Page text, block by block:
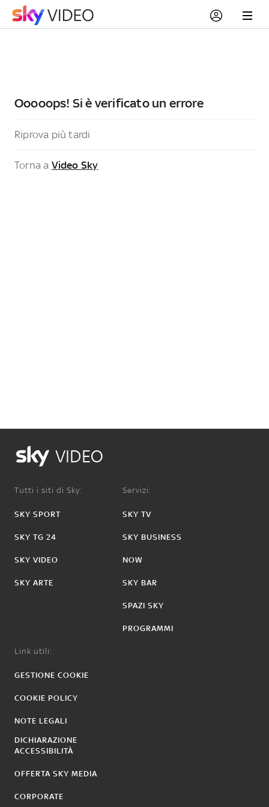
Ooooops! Si è verificato un errore
Riprova più tardi
Torna a Video Sky
VIDEO
Tutti i siti di Sky:
SKY SPORT
SKY TG 24
SKY VIDEO
SKY ARTE
Servizi:
SKY TV
SKY BUSINESS
NOW
SKY BAR
SPAZI SKY
PROGRAMMI
Link utili:
GESTIONE COOKIE
COOKIE POLICY
NOTE LEGALI
DICHIARAZIONE
ACCESSIBILITÀ
OFFERTA SKY MEDIA
CORPORATE